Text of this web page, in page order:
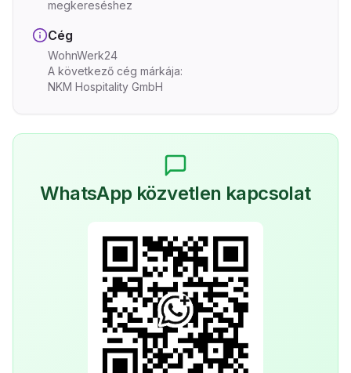
megkereséshez
Cég
WohnWerk24
A következő cég márkája:
NKM Hospitality GmbH
WhatsApp közvetlen kapcsolat